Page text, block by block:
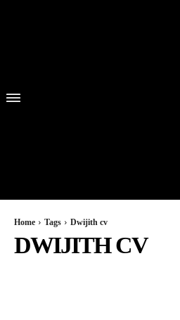
Home Tags Dwijith cv
DWIJITH CV